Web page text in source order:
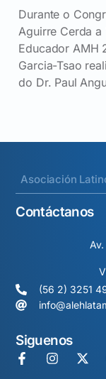
Durante o
Aguirre Cerda a
Educador AMH
Garcia-Tsao
do Dr. Paul
Asociación
Contáctanos
(56 2) 3251
Siguenos